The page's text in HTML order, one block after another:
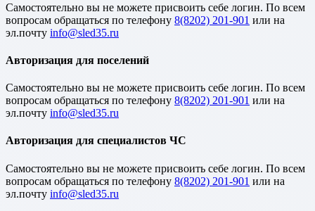
Cамостоятельно вы не можете присвоить себе логин. По всем
вопросам обращаться по телефону 8(8202) 201-901 или на
эл.почту
Авторизация для поселений
Cамостоятельно вы не можете присвоить себе логин. По всем
вопросам обращаться по телефону 8(8202) 201-901 или на
эл.почту
Авторизация для специалистов ЧС
Cамостоятельно вы не можете присвоить себе логин. По всем
вопросам обращаться по телефону 8(8202) 201-901 или на
эл.почту